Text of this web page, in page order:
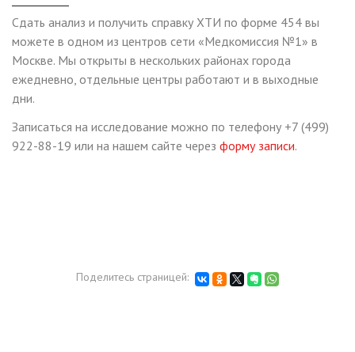
Сдать анализ и получить справку ХТИ по форме 454 вы
можете в одном из центров сети «Медкомиссия №1» в
Москве. Мы открыты в нескольких районах города
ежедневно, отдельные центры работают и в выходные
дни.
Записаться на исследование можно по телефону +7 (499)
922-88-19 или на нашем сайте через форму записи.
Поделитесь страницей: